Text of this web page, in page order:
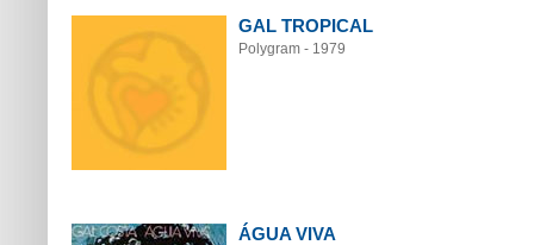
GAL TROPICAL
Polygram - 1979
ÁGUA VIVA